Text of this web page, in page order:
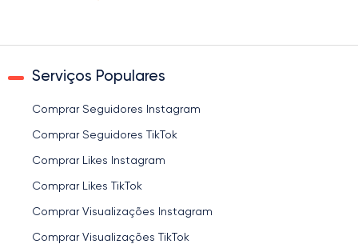
Serviços Populares
Comprar Seguidores Instagram
Comprar Seguidores TikTok
Comprar Likes Instagram
Comprar Likes TikTok
Comprar Visualizações Instagram
Comprar Visualizações TikTok